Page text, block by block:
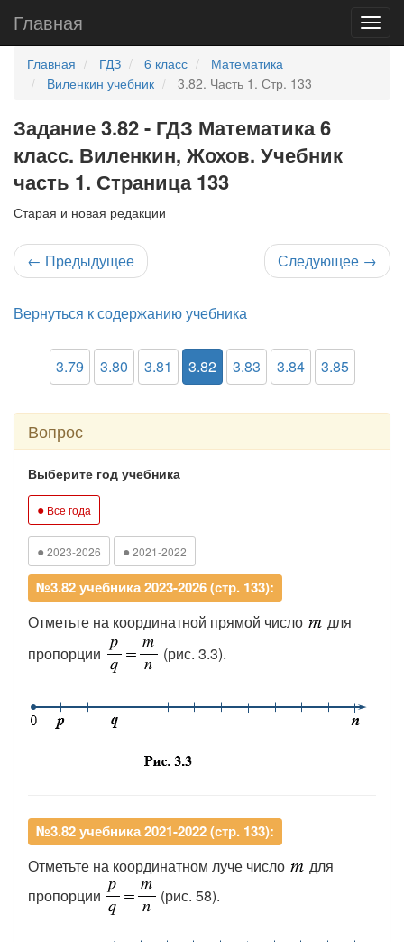
Главная
Главная ГДЗ 6 класс
Математика
Виленкин учебник
3.82. Часть 1. Стр. 133
Задание 3.82 - ГДЗ Математика 6
класс. Виленкин, Жохов. Учебник
часть 1. Страница 133
Старая и новая редакции
← Предыдущее Следующее →
Вернуться к содержанию учебника
3.79 3.80 3.81 3.82 3.83 3.84 3.85
Вопрос
Выберите год учебника
● Все года
● 2023-2026 ● 2021-2022
№3.82 учебника 2023-2026 (стр. 133):
Отметьте на координатной прямой число
для
пропорции
(рис. 3.3).
№3.82 учебника 2021-2022 (стр. 133):
Отметьте на координатном луче число
для
пропорции
(рис. 58).